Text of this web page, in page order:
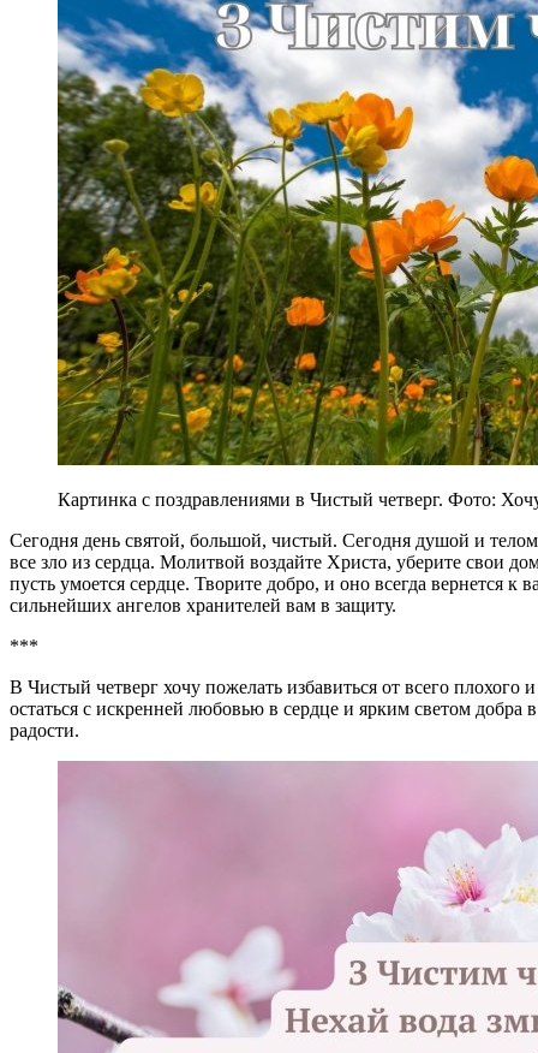
Картинка с поздравлениями в Чистый четверг. Фото:
Сегодня день святой, большой, чистый. Сегодня душой и
все зло из сердца. Молитвой воздайте Христа, уберите свои
пусть умоется сердце. Творите добро, и оно всегда вернется
сильнейших ангелов хранителей вам в защиту.
***
В Чистый четверг хочу пожелать избавиться от всего плохого
остаться с искренней любовью в сердце и ярким светом добра
радости.